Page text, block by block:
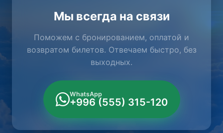
Мы всегда на связи
Поможем с бронированием, оплатой и
возвратом билетов. Отвечаем быстро, без
выходных.
WhatsApp
+996 (555) 315-120